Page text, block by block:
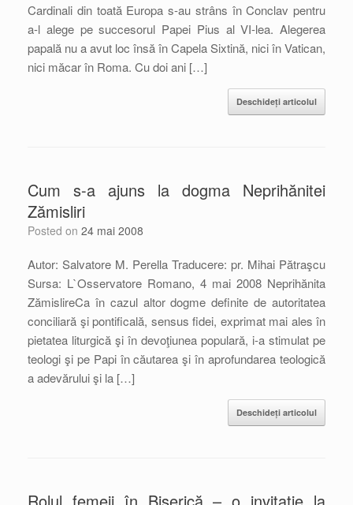
Cardinali din toată Europa s-au strâns în Conclav pentru
a-l alege pe succesorul Papei Pius al VI-lea. Alegerea
papală nu a avut loc însă în Capela Sixtină, nici în Vatican,
nici măcar în Roma. Cu doi ani […]
Deschideți articolul
Cum s-a ajuns la dogma Neprihănitei
Zămisliri
Posted on 24 mai 2008
Autor: Salvatore M. Perella Traducere: pr. Mihai Pătraşcu
Sursa: L`Osservatore Romano, 4 mai 2008 Neprihănita
ZămislireCa în cazul altor dogme definite de autoritatea
conciliară şi pontificală, sensus fidei, exprimat mai ales în
pietatea liturgică şi în devoţiunea populară, i-a stimulat pe
teologi şi pe Papi în căutarea şi în aprofundarea teologică
a adevărului şi la […]
Deschideți articolul